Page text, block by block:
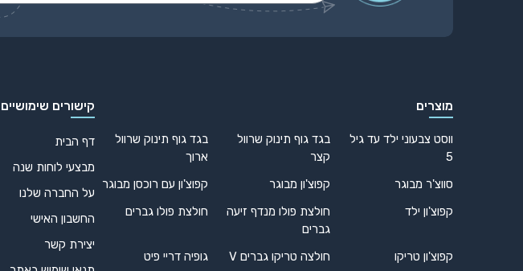
Alternative:
מוצרים
ווסט צבעוני ילד עד גיל
5
בגד גוף תינוק שרוול
קצר
בגד גוף תינוק שרוול
ארוך
סווצ'ר מבוגר
קפוצ'ון מבוגר
קפוצ'ון עם רוכסן מבוגר
קפוצ'ון ילד
חולצת פולו מנדף זיעה
גברים
חולצת פולו גברים
קפוצ'ון טריקו חולצה טריקו גברים V
גופיה דריי פיט
קישורים שימושיים
דף הבית
מבצעי לוחות שנה
על החברה שלנו
החשבון האישי
יצירת קשר